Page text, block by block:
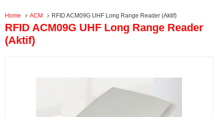
Home ACM RFID ACM09G UHF Long Range Reader (Aktif)
RFID ACM09G UHF Long Range Reader
(Aktif)